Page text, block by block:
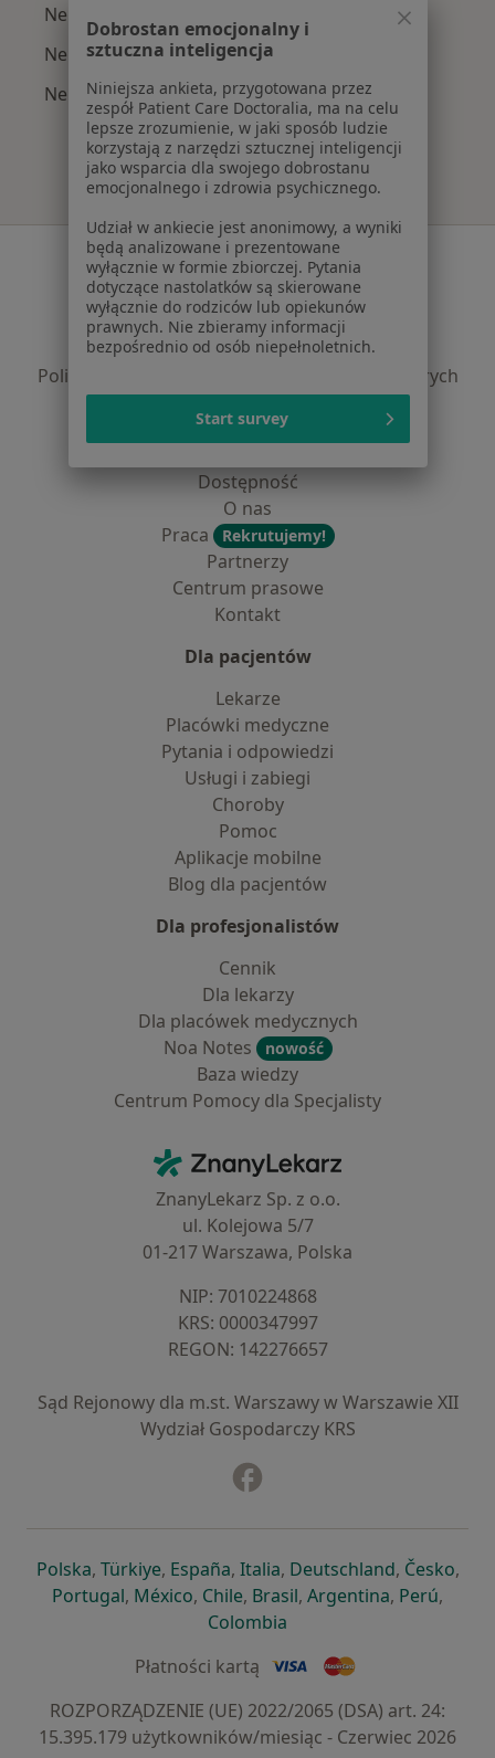
Neurolodzy z LUX MED w Legionowie
Neurolodzy z POLMED w Legionowie
Neurolodzy z PZU Zdrowie w Legionowie
Serwis
Regulamin
Polityka prywatności pacjentów
Polityka prywatności profesjonalistów
Polityka prywatności dla profesjonalistów, których
dane pozyskaliśmy samodzielnie
Polityka cookies
Dostępność
O nas
Praca
Rekrutujemy!
Partnerzy
Centrum prasowe
Kontakt
Dla pacjentów
Lekarze
Placówki medyczne
Pytania i odpowiedzi
Usługi i zabiegi
Choroby
Pomoc
Aplikacje mobilne
Blog dla pacjentów
Dla profesjonalistów
Cennik
Dla lekarzy
Dla placówek medycznych
Noa Notes
nowość
Baza wiedzy
Centrum Pomocy dla Specjalisty
ZnanyLekarz - Strona główna
ZnanyLekarz Sp. z o.o.
ul. Kolejowa 5/7
01-217 Warszawa, Polska
NIP: ⁠7010224868
KRS: ⁠0000347997
REGON: ⁠142276657
Sąd Rejonowy dla m.st. Warszawy w Warszawie XII
Wydział Gospodarczy KRS
Polskaotwiera się w nowej karcie
, Türkiyeotwiera się w nowej karcie
, Españaotwiera się w nowej karcie
, Italiaotwiera się w nowej
, Deutschlandotwiera się
, Česko,
Portugalotwiera się w nowej karcie
, Méxicootwiera się w nowej karcie
, Chileotwiera się w nowej karcie
, Brasilotwiera się w nowej
, Argentinaotwiera się
, Perú,
Colombia
Płatności kartą
ROZPORZĄDZENIE (UE) 2022/2065 (DSA) art. 24:
15.395.179 użytkowników/miesiąc - Czerwiec 2026
Dobrostan emocjonalny i
sztuczna inteligencja
Niniejsza ankieta, przygotowana przez
zespół Patient Care Doctoralia, ma na celu
lepsze zrozumienie, w jaki sposób ludzie
korzystają z narzędzi sztucznej inteligencji
jako wsparcia dla swojego dobrostanu
emocjonalnego i zdrowia psychicznego.
Udział w ankiecie jest anonimowy, a wyniki
będą analizowane i prezentowane
wyłącznie w formie zbiorczej. Pytania
dotyczące nastolatków są skierowane
wyłącznie do rodziców lub opiekunów
prawnych. Nie zbieramy informacji
bezpośrednio od osób niepełnoletnich.
Start survey